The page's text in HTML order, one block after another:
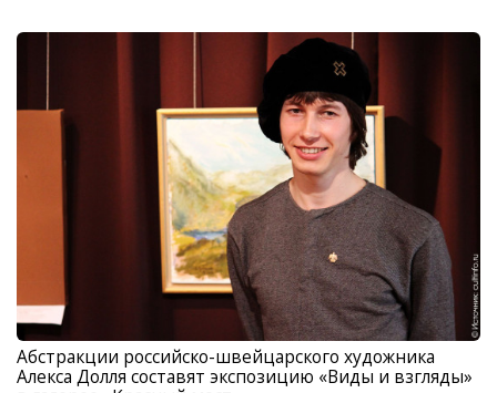
Абстракции российско-швейцарского художника
Алекса Долля составят экспозицию «Виды и взгляды»